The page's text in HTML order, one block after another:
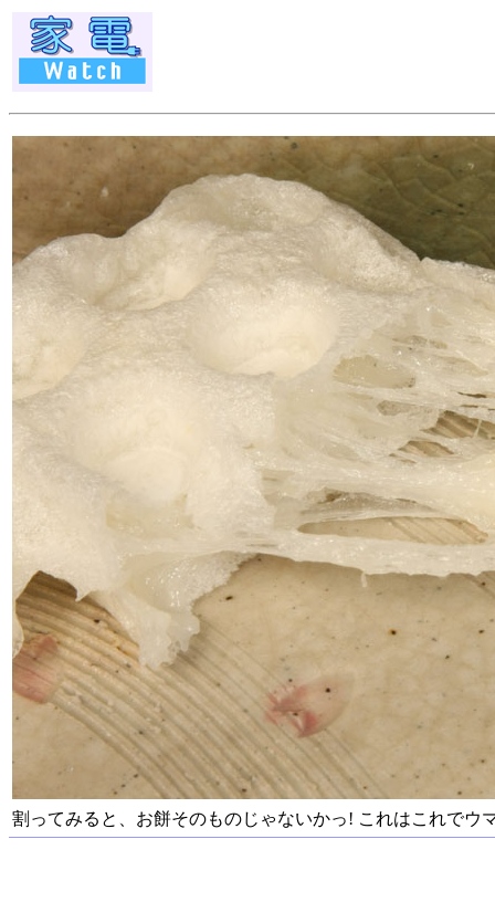
割ってみると、お餅そのものじゃないかっ! これはこれで